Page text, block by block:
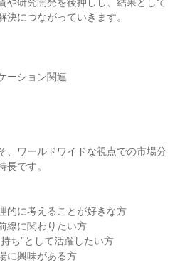
につながっていきます。
ーション関連
、ワールドワイドな視点での市場分
長です。
的に考えることが好きな方
線に関わりたい方
ち”として活躍したい方
に興味がある方